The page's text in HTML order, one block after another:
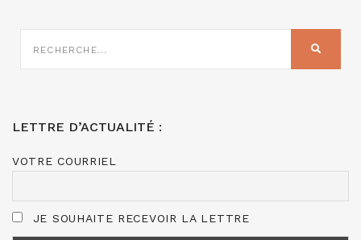
SUR
LETTRE D’ACTUALITÉ :
VOTRE COURRIEL
JE SOUHAITE RECEVOIR LA LETTRE